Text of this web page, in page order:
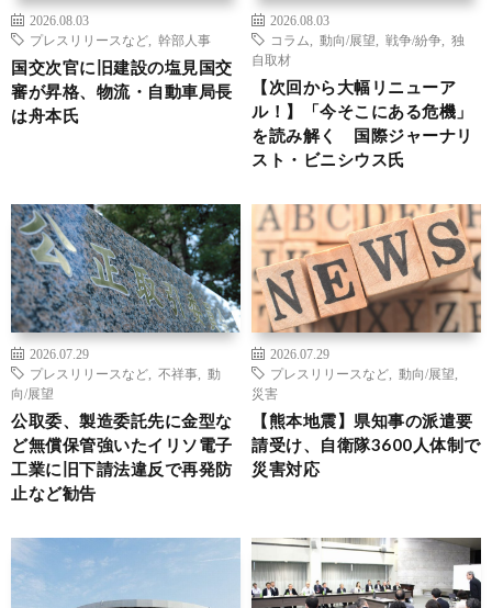
2026.08.03
プレスリリースなど
幹部人事
国交次官に旧建設の塩見国交
審が昇格、物流・自動車局長
は舟本氏
2026.08.03
コラム
動向/展望 戦争/紛争
独
自取材
【次回から大幅リニューア
ル！】「今そこにある危機」
を読み解く 国際ジャーナリ
スト・ビニシウス氏
2026.07.29
プレスリリースなど
不祥事
動
向/展望
公取委、製造委託先に金型な
ど無償保管強いたイリソ電子
工業に旧下請法違反で再発防
止など勧告
2026.07.29
プレスリリースなど
動向/展望
災害
【熊本地震】県知事の派遣要
請受け、自衛隊3600人体制で
災害対応